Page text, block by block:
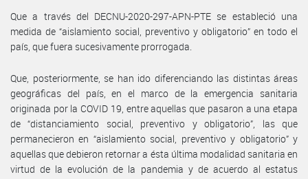
Que a través del DECNU-2020-297-APN-PTE se estableció una
medida de “aislamiento social, preventivo y obligatorio” en todo el
país, que fuera sucesivamente prorrogada.
Que, posteriormente, se han ido diferenciando las distintas áreas
geográficas del país, en el marco de la emergencia sanitaria
originada por la COVID 19, entre aquellas que pasaron a una etapa
de “distanciamiento social, preventivo y obligatorio”, las que
permanecieron en “aislamiento social, preventivo y obligatorio” y
aquellas que debieron retornar a ésta última modalidad sanitaria en
virtud de la evolución de la pandemia y de acuerdo al estatus